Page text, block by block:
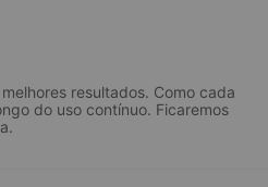
resultados. Como cada
do uso contínuo. Ficaremos